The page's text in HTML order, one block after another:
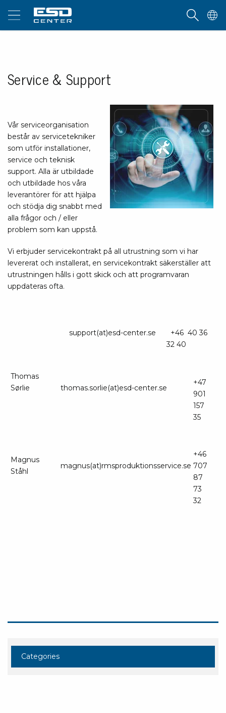
Service & Support
Vår serviceorganisation
består av servicetekniker
som utför installationer,
service och teknisk
support. Alla är utbildade
och utbildade hos våra
leverantörer för att hjälpa
och stödja dig snabbt med
alla frågor och / eller
problem som kan uppstå.
Vi erbjuder servicekontrakt på all utrustning som vi har
levererat och installerat, en servicekontrakt säkerställer att
utrustningen hålls i gott skick och att programvaran
uppdateras ofta.
support(at)esd-center.se
+46 40 36
32 40
Thomas
Sørlie
thomas.sorlie(at)esd-center.se
+47
901
157
35
Magnus
Ståhl
magnus(at)rmsproduktionsservice.se
+46
707
87
73
32
Categories